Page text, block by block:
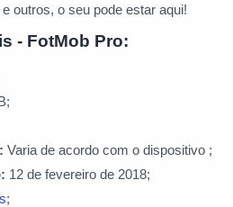
outros, o seu pode estar aqui!
- FotMob Pro:
Varia de acordo com o dispositivo ;
12 de fevereiro de 2018;
;